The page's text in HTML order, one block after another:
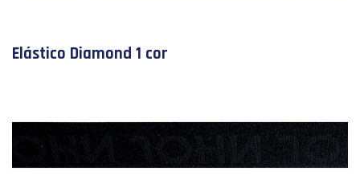
Elástico Diamond 1 cor